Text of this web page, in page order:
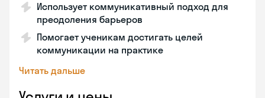
Использует коммуникативный подход для
преодоления барьеров
Помогает ученикам достигать целей
коммуникации на практике
Читать дальше